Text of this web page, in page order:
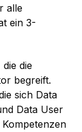
alle
ein 3-
die
begreift.
sich Data
Data User